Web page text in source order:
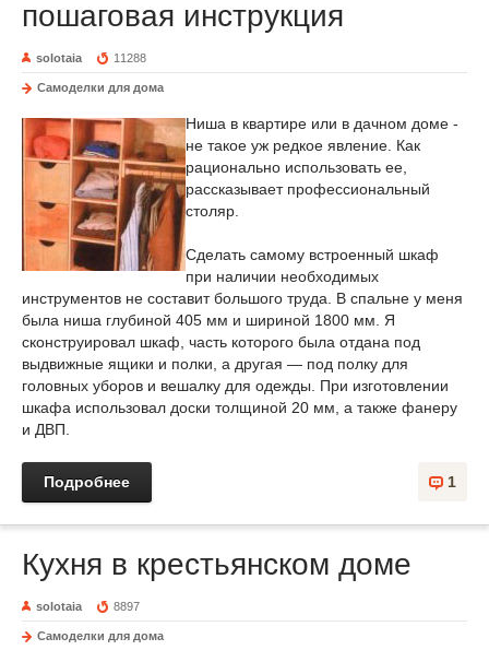
пошаговая инструкция
solotaia 11288
Самоделки для дома
Ниша в квартире или в дачном доме -
не такое уж редкое явление. Как
рационально использовать ее,
рассказывает профессиональный
столяр.
Сделать самому встроенный шкаф
при наличии необходимых
инструментов не составит большого труда. В спальне у меня
была ниша глубиной 405 мм и шириной 1800 мм. Я
сконструировал шкаф, часть которого была отдана под
выдвижные ящики и полки, а другая — под полку для
головных уборов и вешалку для одежды. При изготовлении
шкафа использовал доски толщиной 20 мм, а также фанеру
и ДВП.
1
Подробнее
Кухня в крестьянском доме
solotaia 8897
Самоделки для дома